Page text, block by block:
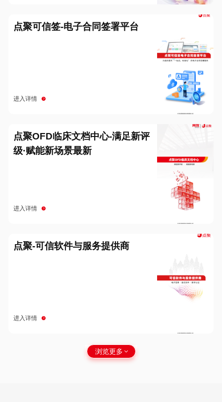
点聚可信签-电子合同签署平台
进入详情
点聚OFD临床文档中心-满足新评
级·赋能新场景最新
进入详情
点聚-可信软件与服务提供商
进入详情
浏览更多